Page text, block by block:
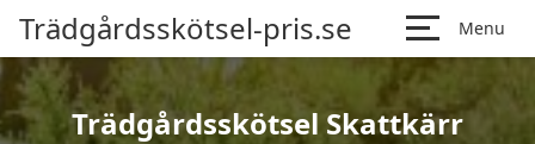
Trädgårdsskötsel-pris.se Menu
Trädgårdsskötsel Skattkärr